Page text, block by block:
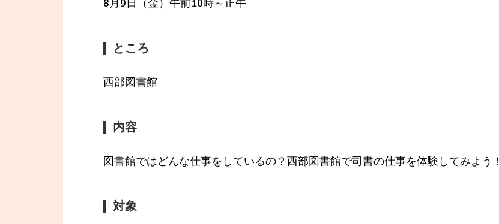
8月9日（金）午前10時～正午
ところ
西部図書館
内容
図書館ではどんな仕事をしているの？西部図書館で司書の仕事を体験してみよう！
対象